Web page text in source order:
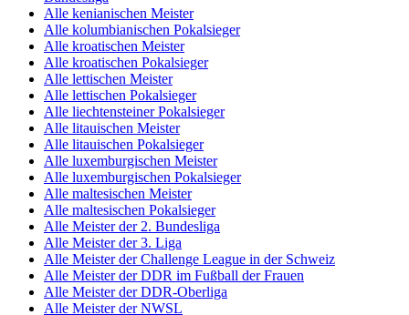
Alle kenianischen Meister
Alle kolumbianischen Pokalsieger
Alle kroatischen Meister
Alle kroatischen Pokalsieger
Alle lettischen Meister
Alle lettischen Pokalsieger
Alle liechtensteiner Pokalsieger
Alle litauischen Meister
Alle litauischen Pokalsieger
Alle luxemburgischen Meister
Alle luxemburgischen Pokalsieger
Alle maltesischen Meister
Alle maltesischen Pokalsieger
Alle Meister der 2. Bundesliga
Alle Meister der 3. Liga
Alle Meister der Challenge League in der Schweiz
Alle Meister der DDR im Fußball der Frauen
Alle Meister der DDR-Oberliga
Alle Meister der NWSL